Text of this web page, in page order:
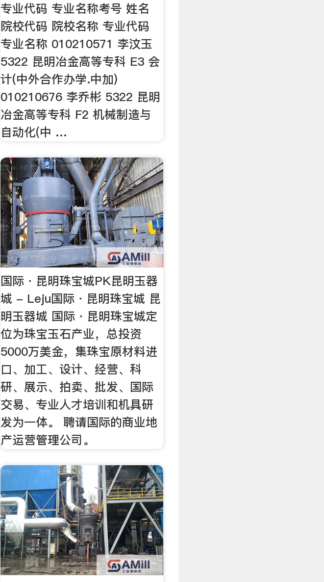
专业代码 专业名称考号 姓名
院校代码 院校名称 专业代码
专业名称 010210571 李汶玉
5322 昆明冶金高等专科 E3 会
计(中外合作办学.中加)
010210676 李乔彬 5322 昆明
冶金高等专科 F2 机械制造与
自动化(中 …
国际・昆明珠宝城PK昆明玉器
城 - Leju国际・昆明珠宝城 昆
明玉器城 国际・昆明珠宝城定
位为珠宝玉石产业，总投资
5000万美金，集珠宝原材料进
口、加工、设计、经营、科
研、展示、拍卖、批发、国际
交易、专业人才培训和机具研
发为一体。 聘请国际的商业地
产运营管理公司。